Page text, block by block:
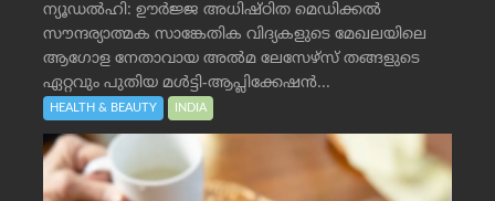
ന്യൂഡൽഹി: ഊർജ്ജ അധിഷ്ഠിത മെഡിക്കൽ
സൗന്ദര്യാത്മക സാങ്കേതിക വിദ്യകളുടെ മേഖലയിലെ
ആഗോള നേതാവായ അൽമ ലേസേഴ്സ് തങ്ങളുടെ
ഏറ്റവും പുതിയ മൾട്ടി-ആപ്ലിക്കേഷൻ...
HEALTH & BEAUTY INDIA